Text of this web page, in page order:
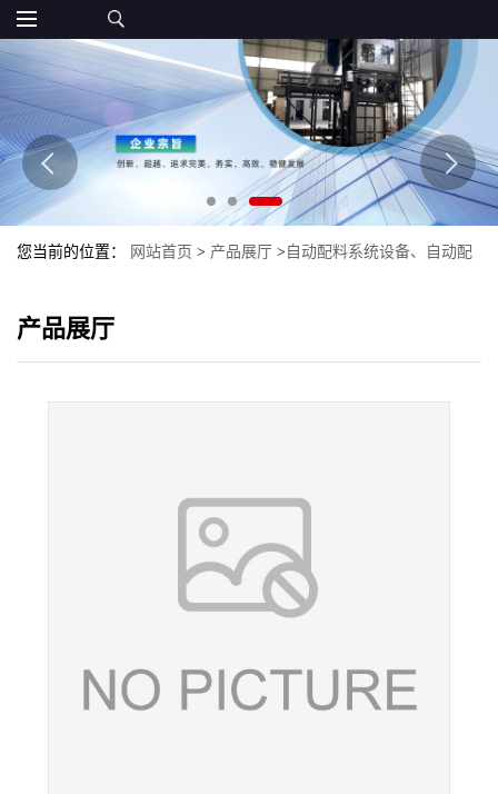
您当前的位置： 网站首页 > 产品展厅 > 自动配料系统设备、自动配
产品展厅